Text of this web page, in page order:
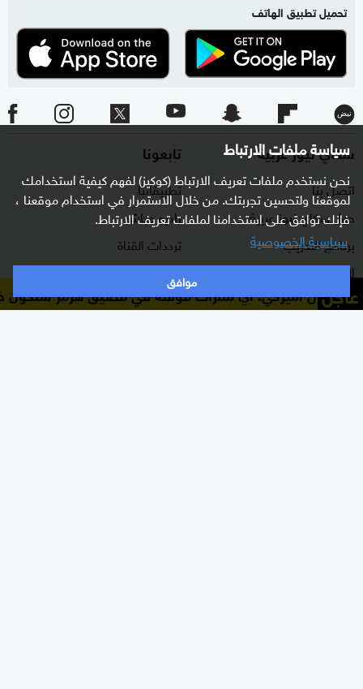
سياسة ملفات الارتباط
نحن نستخدم ملفات تعريف الارتباط (كوكيز) لفهم كيفية استخدامك
لموقعنا ولتحسين تجربتك. من خلال الاستمرار في استخدام موقعنا ،
فإنك توافق على استخدامنا لملفات تعريف الارتباط.
سياسية الخصوصية
موافق
تحميل تطبيق الهاتف
سكاي نيوز عربية
اتصل بنا
حول سكاي نيوز عربية
برنامج التدريب
الشروط والأحكام
سياسة الخصوصية
تابعونا
تطبيقاتنا
راديو مباشر
ترددات القناة
البث المباشر
دليل البث
عاجلأميركي: أي ممرات مؤقتة في مضيق هرمز ستكون